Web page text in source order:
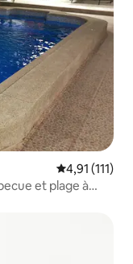
Évaluation
4,91 (111)
et plage à